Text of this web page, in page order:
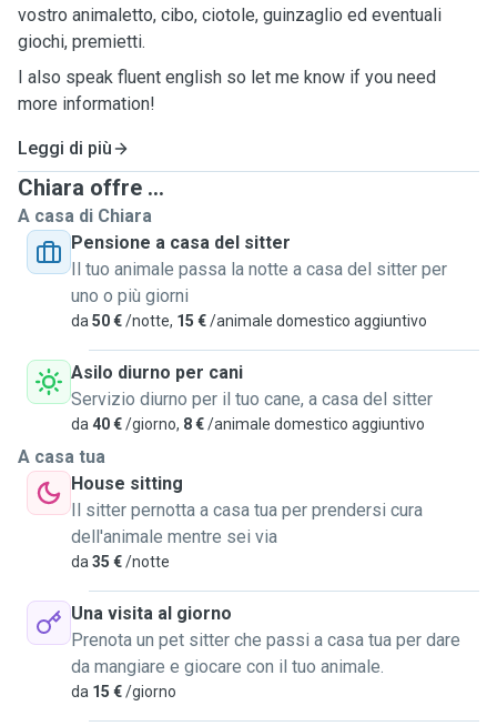
vostro animaletto, cibo, ciotole, guinzaglio ed eventuali
giochi, premietti.
I also speak fluent english so let me know if you need
more information!
Leggi di più
Chiara offre ...
A casa di Chiara
Pensione a casa del sitter
Il tuo animale passa la notte a casa del sitter per
uno o più giorni
da 50 €/notte, 15 €/animale domestico aggiuntivo
Asilo diurno per cani
Servizio diurno per il tuo cane, a casa del sitter
da 40 €/giorno, 8 €/animale domestico aggiuntivo
A casa tua
House sitting
Il sitter pernotta a casa tua per prendersi cura
dell'animale mentre sei via
da 35 €/notte
Una visita al giorno
Prenota un pet sitter che passi a casa tua per dare
da mangiare e giocare con il tuo animale.
da 15 €/giorno